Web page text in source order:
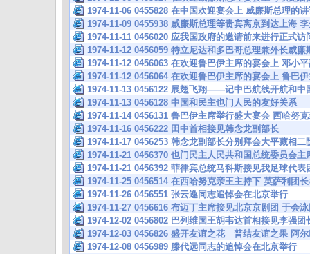
1974-11-06 0455828 在中国欢迎宴会上 威廉斯总理的
1974-11-09 0455938 威廉斯总理等贵宾离京到达上海
1974-11-11 0456020 应我国政府的邀请前来进行正式
1974-11-12 0456059 特立尼达和多巴哥总理兼外长威
1974-11-12 0456063 在欢迎鲁巴伊主席的宴会上 邓小
1974-11-12 0456064 在欢迎鲁巴伊主席的宴会上 鲁巴
1974-11-13 0456122 展翅飞翔——记中巴航线开航和中
1974-11-13 0456128 中国和民主也门人民的友好关系
1974-11-14 0456131 鲁巴伊主席举行盛大宴会 西哈努
1974-11-16 0456222 田中首相接见韩念龙副部长
1974-11-17 0456253 韩念龙副部长分别拜会大平藏相
1974-11-21 0456370 也门民主人民共和国总统委员会
1974-11-21 0456392 菲律宾总统马科斯接见我足球代表
1974-11-25 0456514 在西哈努克亲王主持下 英萨利团
1974-11-26 0456551 张云逸同志追悼会在北京举行
1974-11-27 0456616 布迈丁主席接见北京京剧团 于会
1974-12-02 0456802 巴列维国王胡韦达首相接见李强团
1974-12-03 0456826 盛开友谊之花 普结友谊之果 阿
1974-12-08 0456989 滕代远同志的追悼会在北京举行